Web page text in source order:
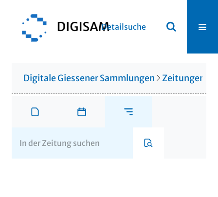
Detailsuche
Digitale Giessener Sammlungen Zeitungen